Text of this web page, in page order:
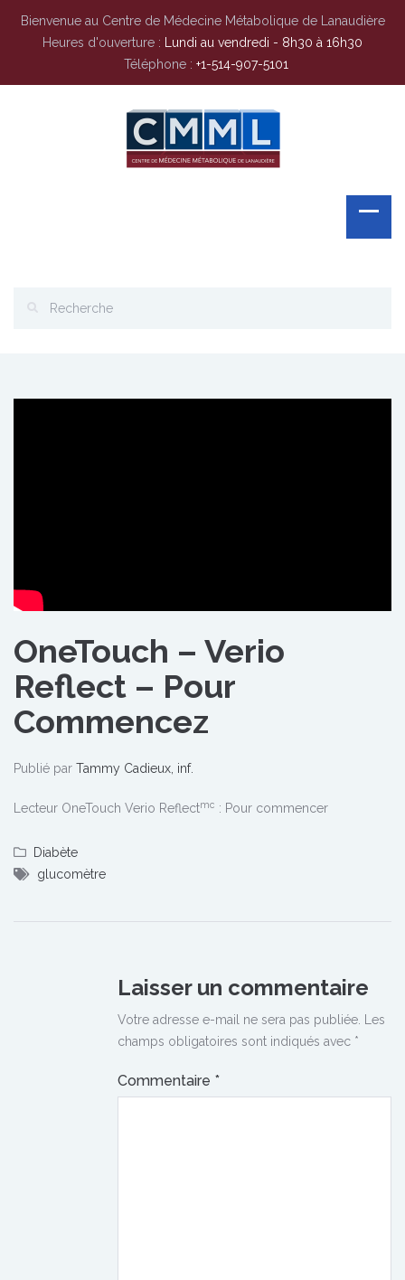
Bienvenue au Centre de Médecine Métabolique de Lanaudière
Heures d'ouverture :
Lundi au vendredi - 8h30 à 16h30
Téléphone : +1-514-907-5101
OneTouch – Verio
Reflect – Pour
Commencez
Publié par Tammy Cadieux, inf.
Lecteur OneTouch Verio Reflectmc : Pour commencer
Diabète
glucomètre
Laisser un commentaire
Votre adresse e-mail ne sera pas publiée. Les
champs obligatoires sont indiqués avec *
Commentaire *